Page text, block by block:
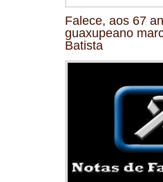
Falece, aos 67
guaxupeano
Batista